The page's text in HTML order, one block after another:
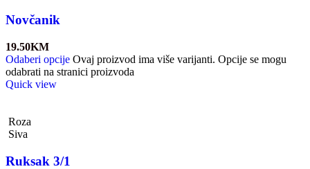
Novčanik
19.50KM
Odaberi opcije Ovaj proizvod ima više varijanti. Opcije se mogu
odabrati na stranici proizvoda
Quick view
Roza
Siva
Ruksak 3/1